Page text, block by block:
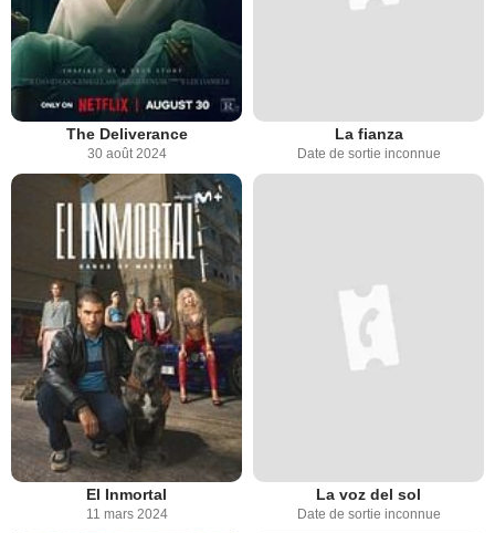
The Deliverance
30 août 2024
La fianza
Date de sortie inconnue
El Inmortal
11 mars 2024
La voz del sol
Date de sortie inconnue